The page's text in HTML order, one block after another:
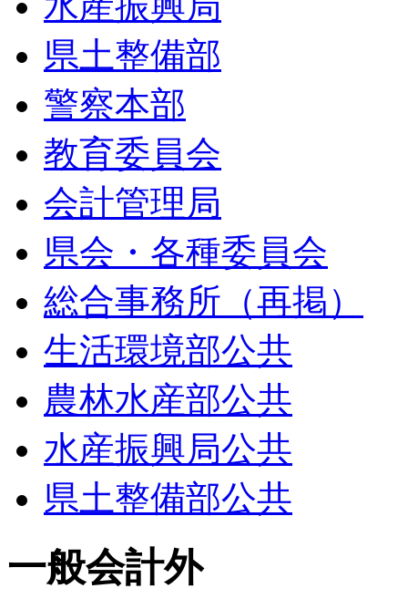
県土整備部
警察本部
教育委員会
会計管理局
県会・各種委員会
総合事務所（再掲）
生活環境部公共
農林水産部公共
水産振興局公共
県土整備部公共
一般会計外